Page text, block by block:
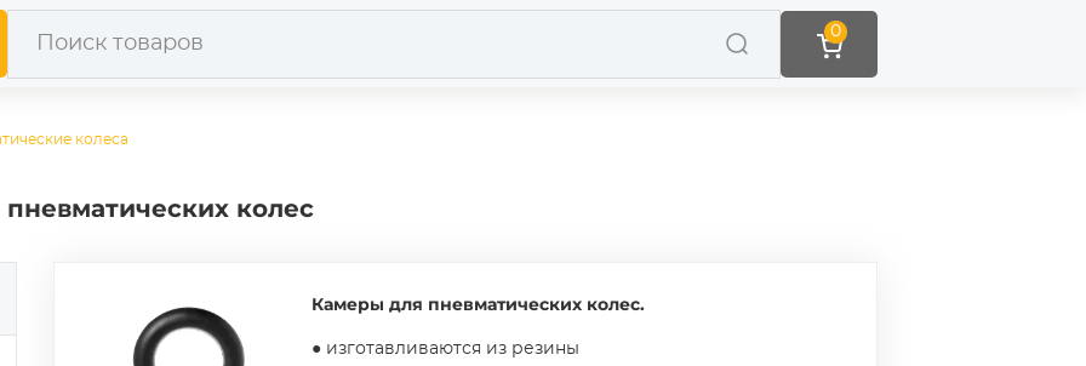
0
колеса
колес
Камеры для пневматических колес.
● изготавливаются из резины